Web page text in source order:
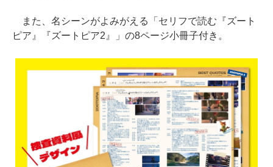
また、名シーンがよみがえる「セリフで読む『ズート
ピア』『ズートピア2』」の8ページ小冊子付き。